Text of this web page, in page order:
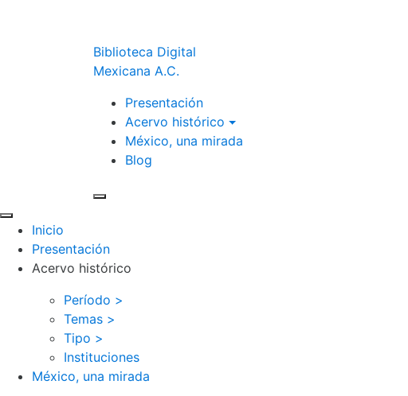
Biblioteca Digital
Mexicana A.C.
Presentación
Acervo histórico
México, una mirada
Blog
Inicio
Presentación
Acervo histórico
Período >
Temas >
Tipo >
Instituciones
México, una mirada